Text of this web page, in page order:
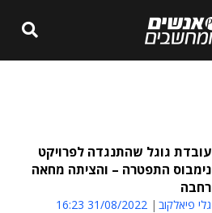
עובדת גוגל שהתנגדה לפרויקט
נימבוס התפטרה – והציתה מחאה
רחבה
גלי פיאלקוב 31/08/2022 16:23